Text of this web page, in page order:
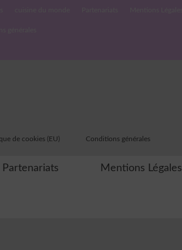
de cookies (EU) Conditions générales
Partenariats Mentions Légales